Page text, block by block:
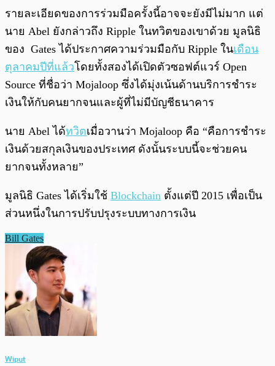
รายละเอียดของการร่วมมือครั้งนี้อาจจะยังมีไม่มาก แต่
นาย Abel ยังกล่าวถึง Ripple ในทวิตของเขาด้วย มูลนิธิ
ของ Gates ได้ประกาศความร่วมมือกับ Ripple ในเดือน
ตุลาคมปีที่แล้วโดยทั้งสองได้เปิดตัวซอฟต์แวร์ Open
Source ที่ชื่อว่า Mojaloop ซึ่งได้มุ่งเน้นด้านบริการชำระ
เงินให้กับคนยากจนและผู้ที่ไม่มีบัญชีธนาคาร
นาย Abel ได้ทวิตเมื่อวานว่า Mojaloop คือ “คือการชำระ
เงินด้วยสกุลเงินของประเทศ ดังนั้นระบบนี้จะช่วยคน
ยากจนทั้งหลาย”
มูลนิธิ Gates ได้เริ่มใช้ Blockchain ตั้งแต่ปี 2015 เพื่อเป็น
ส่วนหนึ่งในการปรับปรุงระบบทางการเงิน
Bill Gates
Wiput